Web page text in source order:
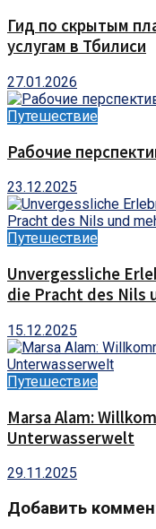
Гид по скрытым
услугам в Тбилиси
27.01.2026
Путешествие
Рабочие
23.12.2025
Путешествие
Unvergessliche
die Pracht des Nils
15.12.2025
Путешествие
Marsa Alam:
Unterwasserwelt
29.11.2025
Добавить